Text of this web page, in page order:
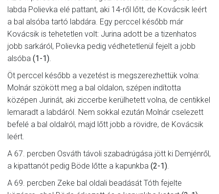
labda Polievka elé pattant, aki 14-ről lőtt, de Kovácsik leért
a bal alsóba tartó labdára. Egy perccel később már
Kovácsik is tehetetlen volt: Jurina adott be a tizenhatos
jobb sarkáról, Polievka pedig védhetetlenül fejelt a jobb
alsóba (1-1)
Öt perccel később a vezetést is megszerezhettük volna:
Molnár szökött meg a bal oldalon, szépen indította
középen Jurinát, aki ziccerbe kerülhetett volna, de centikkel
lemaradt a labdáról. Nem sokkal ezután Molnár cselezett
befelé a bal oldalról, majd lőtt jobb a rövidre, de Kovácsik
leért.
A 67. percben Osváth távoli szabadrúgása jött ki Demjénről,
a kipattanót pedig Böde lőtte a kapunkba (2-1)
A 69. percben Zeke bal oldali beadását Tóth fejelte